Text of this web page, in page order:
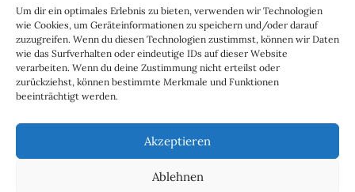
Um dir ein optimales Erlebnis zu bieten, verwenden wir Technologien
wie Cookies, um Geräteinformationen zu speichern und/oder darauf
zuzugreifen. Wenn du diesen Technologien zustimmst, können wir Daten
wie das Surfverhalten oder eindeutige IDs auf dieser Website
verarbeiten. Wenn du deine Zustimmung nicht erteilst oder
zurückziehst, können bestimmte Merkmale und Funktionen
beeinträchtigt werden.
Akzeptieren
Ablehnen
ZURÜCK